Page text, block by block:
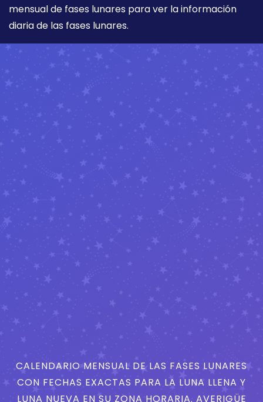
mensual de fases lunares para ver la información
diaria de las fases lunares.
CALENDARIO MENSUAL DE LAS FASES LUNARES
CON FECHAS EXACTAS PARA LA LUNA LLENA Y
LUNA NUEVA EN SU ZONA HORARIA. AVERIGÜE